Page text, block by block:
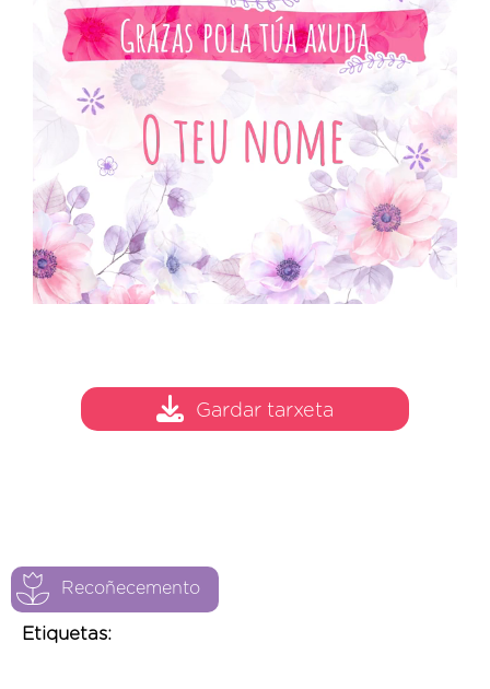
Recoñecemento
Etiquetas:
Gardar tarxeta